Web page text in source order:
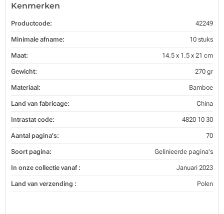
Kenmerken
Productcode: 42249
Minimale afname: 10 stuks
Maat: 14.5 x 1.5 x 21 cm
Gewicht: 270 gr
Materiaal: Bamboe
Land van fabricage: China
Intrastat code: 4820 10 30
Aantal pagina's: 70
Soort pagina: Gelinieerde pagina's
In onze collectie vanaf : Januari 2023
Land van verzending : Polen